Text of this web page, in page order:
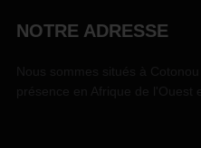
NOTRE ADRESSE